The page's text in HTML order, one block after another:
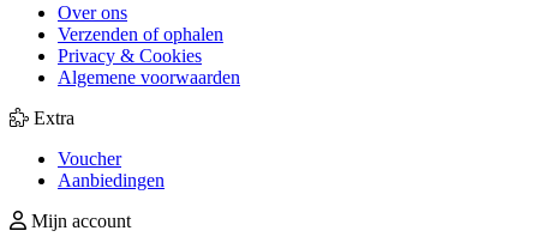
Over ons
Verzenden of ophalen
Privacy & Cookies
Algemene voorwaarden
Extra
Voucher
Aanbiedingen
Mijn account